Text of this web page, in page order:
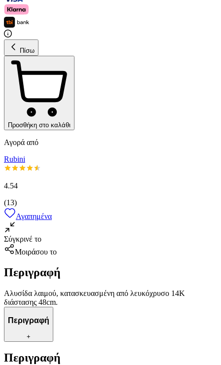
Πίσω
Προσθήκη στο καλάθι
Αγορά από
Rubini
4.54
(13)
Αγαπημένα
Σύγκρινέ το
Μοιράσου το
Περιγραφή
Αλυσίδα λαιμού, κατασκευασμένη από λευκόχρυσο 14K
διάστασης 48cm.
Περιγραφή
+
Περιγραφή